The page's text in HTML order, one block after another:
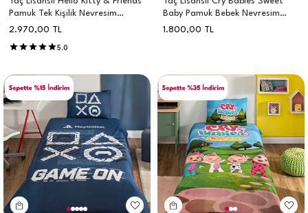
Pamuk Tek Kişilik Nevresim
Takımı
2.970,00 TL
5.0
Baby Pamuk Bebek Nevresim
Takımı
1.800,00 TL